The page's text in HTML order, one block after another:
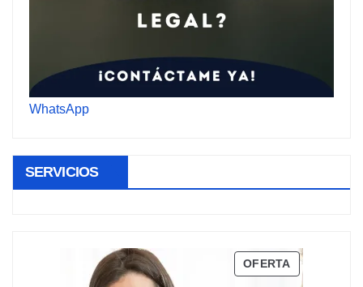
WhatsApp
SERVICIOS
OFERTAPRODUCTO
EN